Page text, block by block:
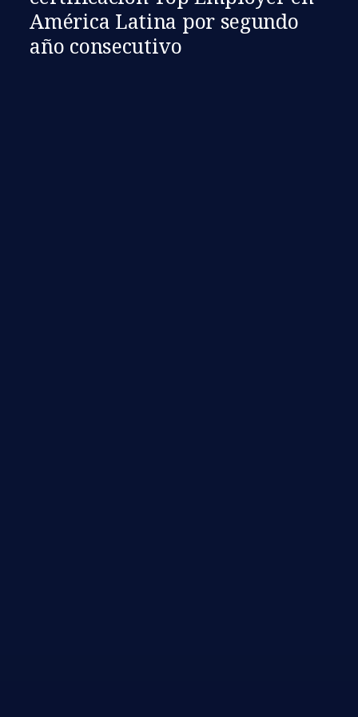
América Latina por segundo
año consecutivo